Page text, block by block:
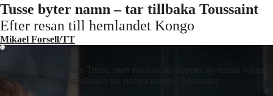
Tusse byter namn – tar tillbaka Toussaint
Efter resan till hemlandet Kongo
Mikael Forsell/TT
Laddar ...
Han slog igenom som Tusse, men när han nu släpper ny musik väljer
Mellovinnaren att ta tillbaka sitt riktiga namn – Toussaint.